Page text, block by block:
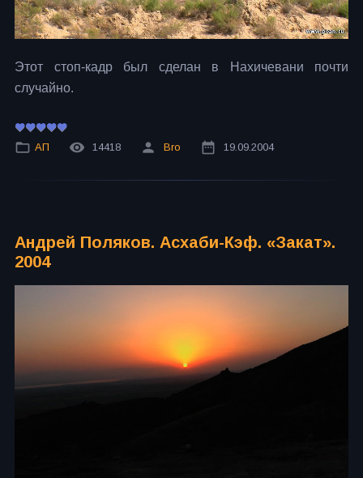
Этот стоп-кадр был сделан в Нахичевани почти
случайно.
АП 14418 Bro 19.09.2004
Андрей Поляков. Асхаби-Кэф. «Закат».
2004